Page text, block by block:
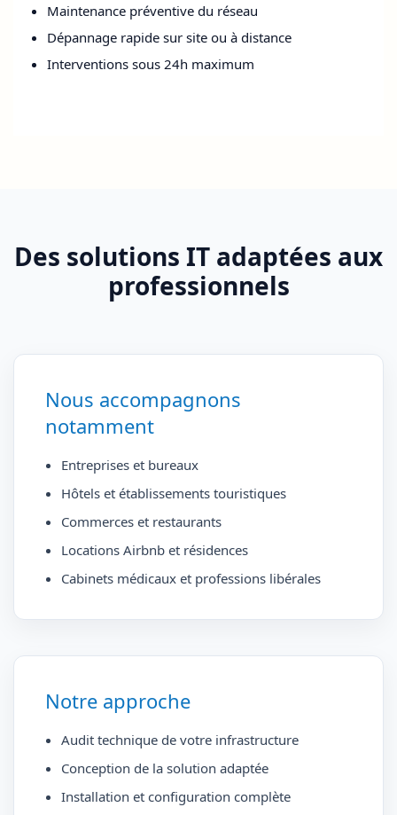
Maintenance préventive du réseau
Dépannage rapide sur site ou à distance
Interventions sous 24h maximum
Des solutions IT adaptées aux
professionnels
Nous accompagnons
notamment
Entreprises et bureaux
Hôtels et établissements touristiques
Commerces et restaurants
Locations Airbnb et résidences
Cabinets médicaux et professions libérales
Notre approche
Audit technique de votre infrastructure
Conception de la solution adaptée
Installation et configuration complète